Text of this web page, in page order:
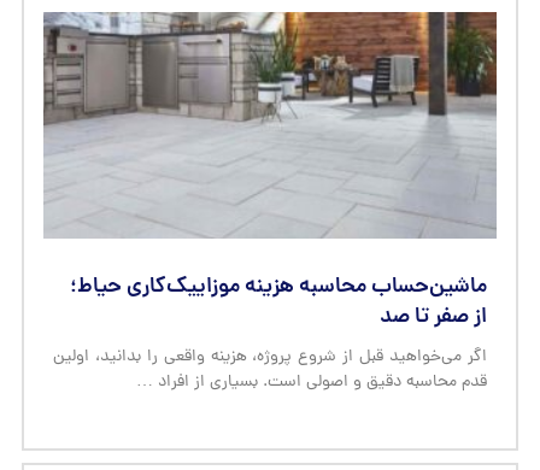
ماشین‌حساب محاسبه هزینه موزاییک‌کاری حیاط؛
از صفر تا صد
اگر می‌خواهید قبل از شروع پروژه، هزینه واقعی را بدانید، اولین
قدم محاسبه دقیق و اصولی است. بسیاری از افراد …